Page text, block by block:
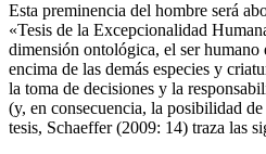
Esta preminencia del hombre será
«Tesis de la Excepcionalidad
dimensión ontológica, el ser humano
encima de las demás especies y
la toma de decisiones y la
(y, en consecuencia, la posibilidad
tesis, Schaeffer (2009: 14) traza las